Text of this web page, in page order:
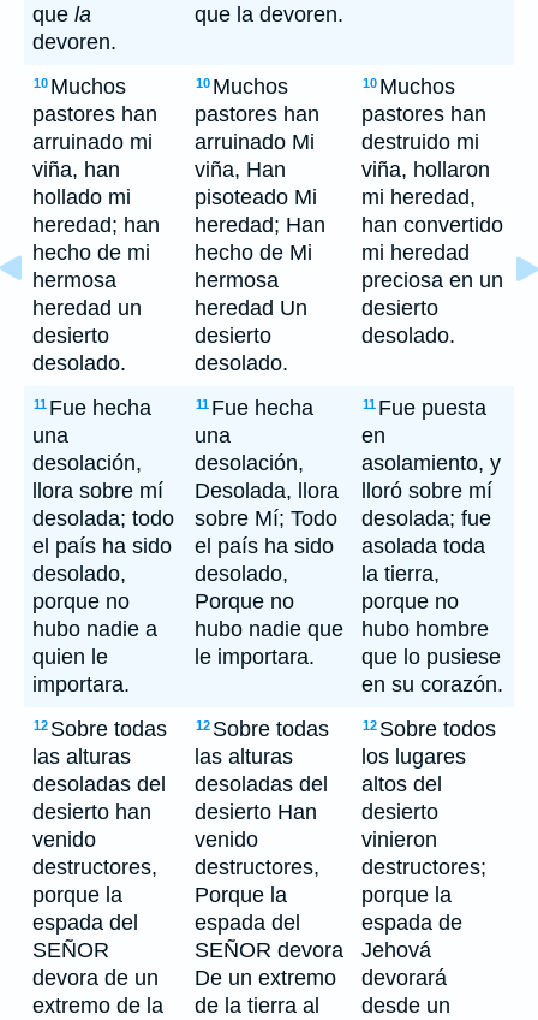
que la
devoren.
que la devoren.
10 Muchos
pastores han
arruinado mi
viña, han
hollado mi
heredad; han
hecho de mi
hermosa
heredad un
desierto
desolado.
10 Muchos
pastores han
arruinado Mi
viña, Han
pisoteado Mi
heredad; Han
hecho de Mi
hermosa
heredad Un
desierto
desolado.
10 Muchos
pastores han
destruido mi
viña, hollaron
mi heredad,
han convertido
mi heredad
preciosa en un
desierto
desolado.
11 Fue hecha
una
desolación,
llora sobre mí
desolada; todo
el país ha sido
desolado,
porque no
hubo nadie a
quien le
importara.
11 Fue hecha
una
desolación,
Desolada, llora
sobre Mí; Todo
el país ha sido
desolado,
Porque no
hubo nadie que
le importara.
11 Fue puesta
en
asolamiento, y
lloró sobre mí
desolada; fue
asolada toda
la tierra,
porque no
hubo hombre
que lo pusiese
en su corazón.
12 Sobre todas
las alturas
desoladas del
desierto han
venido
destructores,
porque la
espada del
SEÑOR
devora de un
extremo de la
12 Sobre todas
las alturas
desoladas del
desierto Han
venido
destructores,
Porque la
espada del
SEÑOR devora
De un extremo
de la tierra al
12 Sobre todos
los lugares
altos del
desierto
vinieron
destructores;
porque la
espada de
Jehová
devorará
desde un